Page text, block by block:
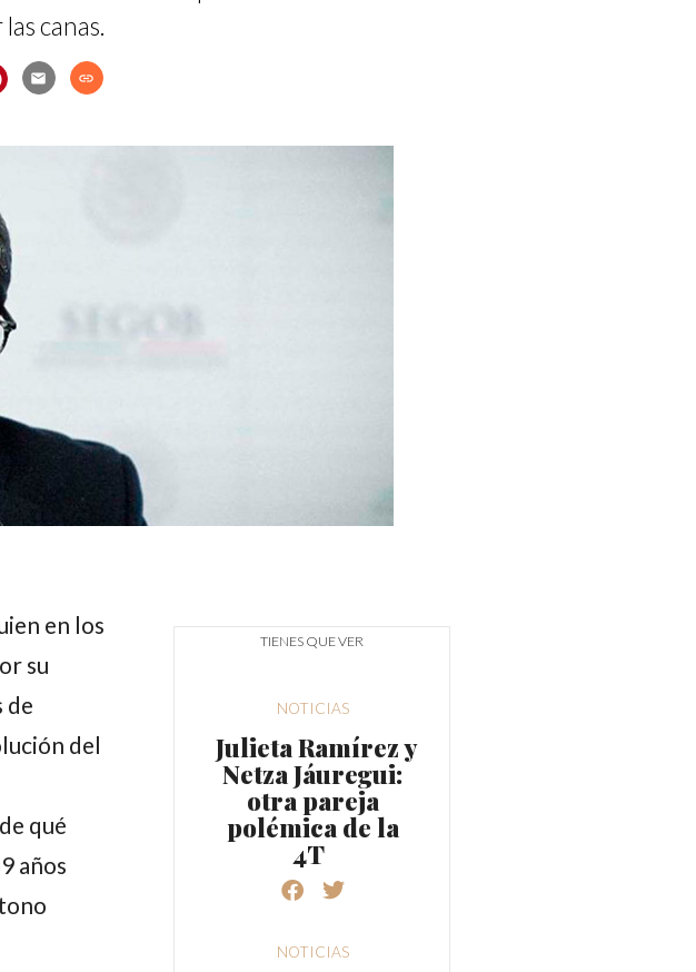
canas.
email link
en los
su
de
del
qué
años
TIENES QUE VER
NOTICIAS
Julieta Ramírez y
Netza Jáuregui:
otra pareja
polémica de la
4T
NOTICIAS